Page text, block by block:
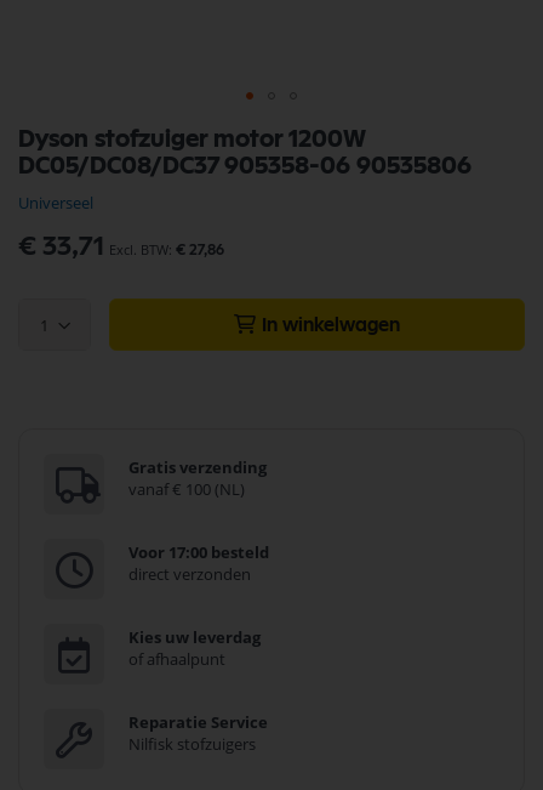
Dyson stofzuiger motor 1200W
DC05/DC08/DC37 905358-06 90535806
Universeel
€ 33,71 € 27,86
1 In winkelwagen
Gratis verzending
vanaf € 100 (NL)
Voor 17:00 besteld
direct verzonden
Kies uw leverdag
of afhaalpunt
Reparatie Service
Nilfisk stofzuigers
naar
het
van
de
afbeeldingen-